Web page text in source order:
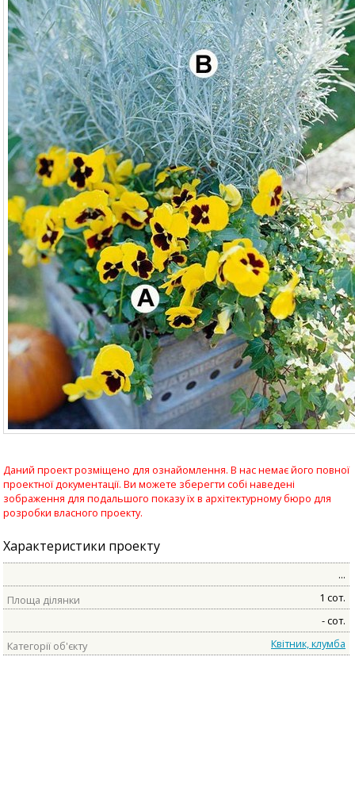
Даний проект розміщено для ознайомлення. В нас немає його повної
проектної документації. Ви можете зберегти собі наведені
зображення для подальшого показу їх в архітектурному бюро для
розробки власного проекту.
Характеристики проекту
...
Площа ділянки
1 сот.
- сот.
Категорії об'єкту
Квітник, клумба